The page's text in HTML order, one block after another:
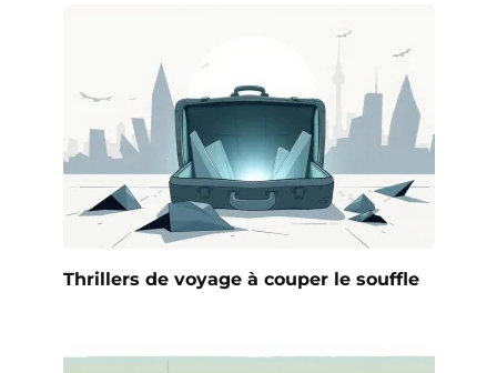
Thrillers de voyage à couper le souffle